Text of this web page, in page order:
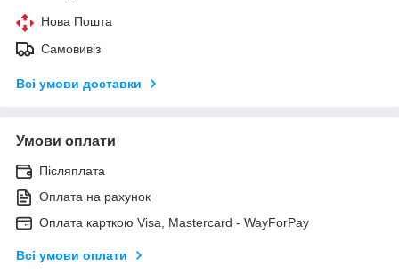
Нова Пошта
Самовивіз
Всі умови доставки
Умови оплати
Післяплата
Оплата на рахунок
Оплата карткою Visa, Mastercard - WayForPay
Всі умови оплати